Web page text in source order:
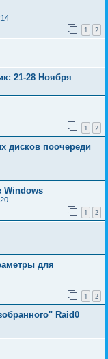
1 2
21-28 Ноября
1 2
дисков поочереди
Windows
1 2
для
1 2
Raid0